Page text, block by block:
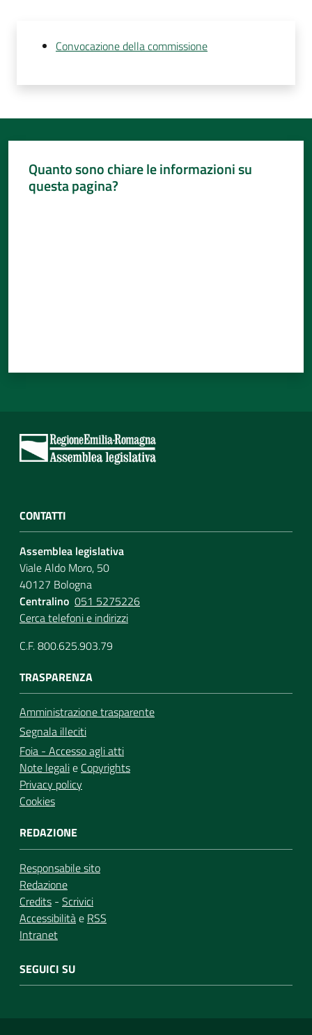
Convocazione della commissione
Quanto sono chiare le informazioni su
questa pagina?
CONTATTI
Assemblea legislativa
Viale Aldo Moro, 50
40127 Bologna
Centralino 051 5275226
Cerca telefoni e indirizzi
C.F. 800.625.903.79
TRASPARENZA
Amministrazione trasparente
Segnala illeciti
Foia - Accesso agli atti
Note legalie Copyrights
Privacy policy
Cookies
REDAZIONE
Responsabile sito
Redazione
Credits - Scrivici
Accessibilitàe RSS
Intranet
SEGUICI SU